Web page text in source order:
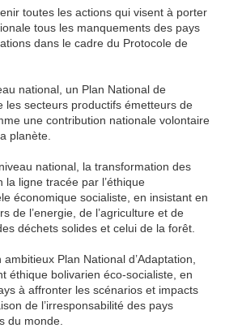
toutes les actions qui visent à porter
tous les manquements des pays
dans le cadre du Protocole de
national, un Plan National de
les secteurs productifs émetteurs de
une contribution nationale volontaire
planète.
national, la transformation des
ligne tracée par l’éthique
économique socialiste, en insistant en
de l’energie, de l’agriculture et de
déchets solides et celui de la forêt.
Plan National d’Adaptation,
éthique bolivarien éco-socialiste, en
à affronter les scénarios et impacts
de l’irresponsabilité des pays
du monde.